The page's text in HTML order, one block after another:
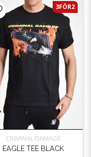
CRIMINAL DAMAGE
EAGLE TEE BLACK
3FÖR2